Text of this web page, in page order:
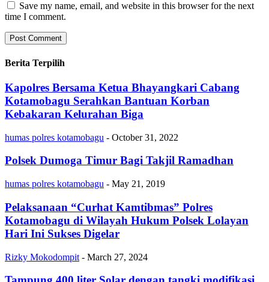
Save my name, email, and website in this browser for the next
time I comment.
Berita Terpilih
Kapolres Bersama Ketua Bhayangkari Cabang
Kotamobagu Serahkan Bantuan Korban
Kebakaran Kelurahan Biga
humas polres kotamobagu - October 31, 2022
Polsek Dumoga Timur Bagi Takjil Ramadhan
humas polres kotamobagu - May 21, 2019
Pelaksanaan “Curhat Kamtibmas” Polres
Kotamobagu di Wilayah Hukum Polsek Lolayan
Hari Ini Sukses Digelar
Rizky Mokodompit - March 27, 2024